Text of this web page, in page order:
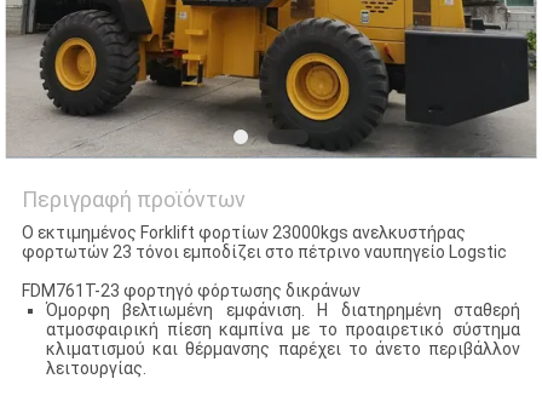
Περιγραφή προϊόντων
Ο εκτιμημένος Forklift φορτίων 23000kgs ανελκυστήρας
φορτωτών 23 τόνοι εμποδίζει στο πέτρινο ναυπηγείο Logstic
FDM761T-23 φορτηγό φόρτωσης δικράνων
Όμορφη βελτιωμένη εμφάνιση. Η διατηρημένη σταθερή
ατμοσφαιρική πίεση καμπίνα με το προαιρετικό σύστημα
κλιματισμού και θέρμανσης παρέχει το άνετο περιβάλλον
λειτουργίας.